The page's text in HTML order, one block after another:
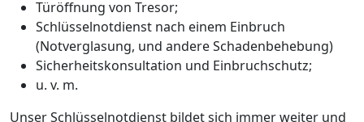
Türöffnung von Tresor;
Schlüsselnotdienst nach einem Einbruch
(Notverglasung, und andere Schadenbehebung)
Sicherheitskonsultation und Einbruchschutz;
u. v. m.
Unser Schlüsselnotdienst bildet sich immer weiter und